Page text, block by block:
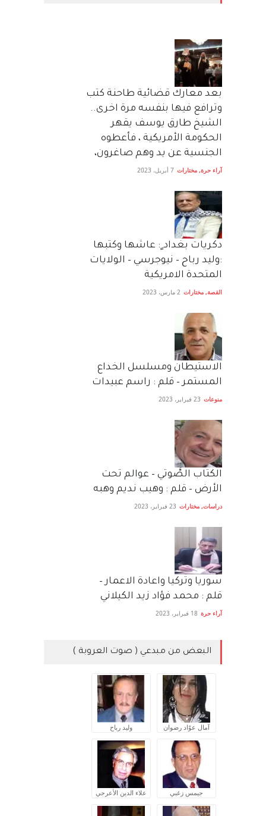
بعد معارك قضائية طاحنة كتب
وترافع فيها بنفسه مرة اخرى..
الشيخ طارق يوسف يقهر
الحكومة الأمريكية ، فأعطوه
الجنسية عن يد وهم صاغرون،
آراء حرة, مختارات 7 أبريل، 2023
دكريات بغداد ٍ: عاشها وكتبها
:وليد رباح – نيوجرسي – الولايات
المتحدة الامريكية
القصة, مختارات 2 مارس، 2023
الاستيطان ومسلسل الخداع
المستمر – قلم : راسم عبيدات
منوعات 23 فبراير، 2023
الكتاب الصَّوتي – عوالم تحت
الأرض – قلم : وهيب نديم وهبه
دراسات, مختارات 23 فبراير، 2023
سوريا وتركيا واعادة الاعمار –
قلم : محمد فؤاد زيد الكيلاني
آراء حرة 18 فبراير، 2023
البعض من مبدعي ( صوت العروبة )
آمال عوّاد رضوان وليد رباح
جيمس زغبي علاء الدين الأعرجي